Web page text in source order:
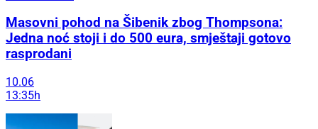
Masovni pohod na Šibenik zbog Thompsona:
Jedna noć stoji i do 500 eura, smještaji gotovo
rasprodani
10.06
13:35h